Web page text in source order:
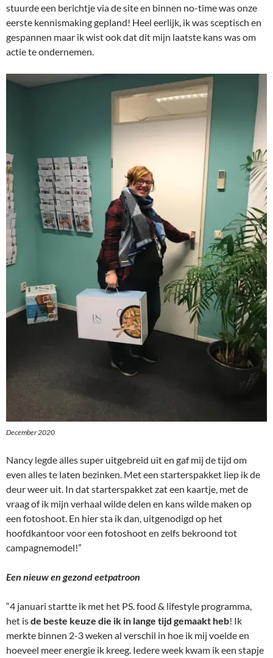
stuurde een berichtje via de site en binnen no-time was onze
eerste kennismaking gepland! Heel eerlijk, ik was sceptisch en
gespannen maar ik wist ook dat dit mijn laatste kans was om
actie te ondernemen.
December 2020
Nancy legde alles super uitgebreid uit en gaf mij de tijd om
even alles te laten bezinken. Met een starterspakket liep ik de
deur weer uit. In dat starterspakket zat een kaartje, met de
vraag of ik mijn verhaal wilde delen en kans wilde maken op
een fotoshoot. En hier sta ik dan, uitgenodigd op het
hoofdkantoor voor een fotoshoot en zelfs bekroond tot
campagnemodel!”
Een nieuw en gezond eetpatroon
“4 januari startte ik met het PS. food & lifestyle programma,
het isde beste keuze die ik in lange tijd gemaakt heb! Ik
merkte binnen 2-3 weken al verschil in hoe ik mij voelde en
hoeveel meer energie ik kreeg. Iedere week kwam ik een stapje